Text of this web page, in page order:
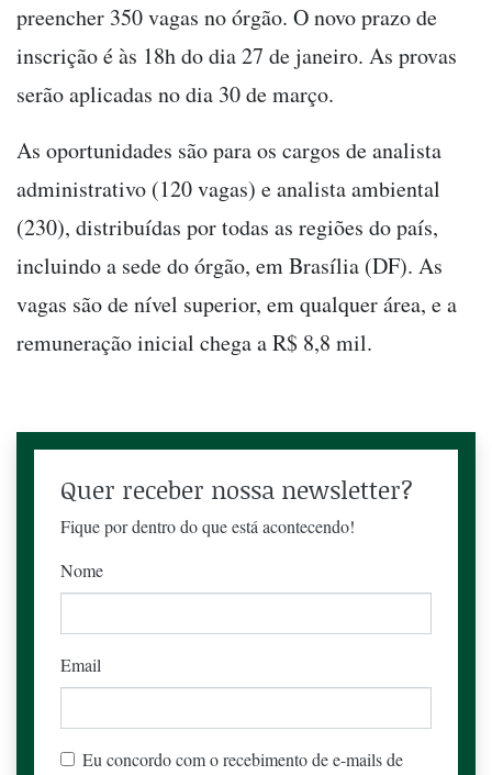
preencher 350 vagas no órgão. O novo prazo de
inscrição é às 18h do dia 27 de janeiro. As provas
serão aplicadas no dia 30 de março.
As oportunidades são para os cargos de analista
administrativo (120 vagas) e analista ambiental
(230), distribuídas por todas as regiões do país,
incluindo a sede do órgão, em Brasília (DF). As
vagas são de nível superior, em qualquer área, e a
remuneração inicial chega a R$ 8,8 mil.
Quer receber nossa newsletter?
Fique por dentro do que está acontecendo!
Nome
Email
Eu concordo com o recebimento de e-mails de